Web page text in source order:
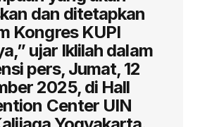
dan ditetapkan
Kongres KUPI
ujar Iklilah dalam
pers, Jumat, 12
2025, di Hall
Center UIN